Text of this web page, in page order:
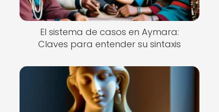
El sistema de casos en Aymara:
Claves para entender su sintaxis